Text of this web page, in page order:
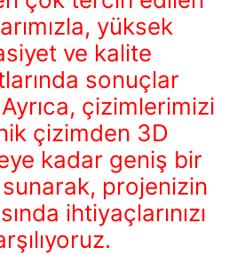
yüksek
ve kalite
sonuçlar
çizimlerimizi
çizimden 3D
kadar geniş bir
projenizin
ihtiyaçlarınızı